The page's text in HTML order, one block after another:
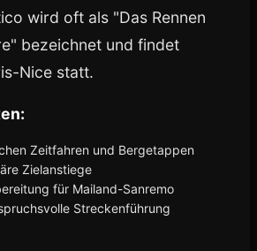
wird oft als "Das Rennen
bezeichnet und findet
Nice statt.
Zeitfahren und Bergetappen
Zielanstiege
für Mailand-Sanremo
Streckenführung